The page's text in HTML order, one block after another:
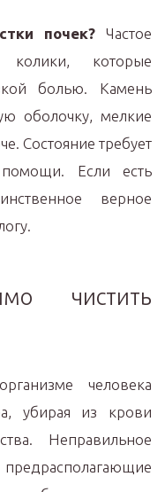
почек? Частое
колики, которые
болью. Камень
оболочку, мелкие
Состояние требует
Если есть
верное
чистить
человека
убирая из крови
Неправильное